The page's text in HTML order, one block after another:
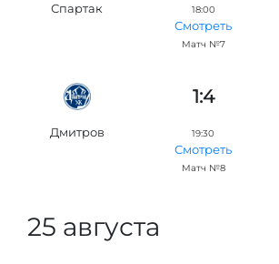
Спартак 18:00
Смотреть
Матч №7
1:4
Дмитров 19:30
Смотреть
Матч №8
25 августа